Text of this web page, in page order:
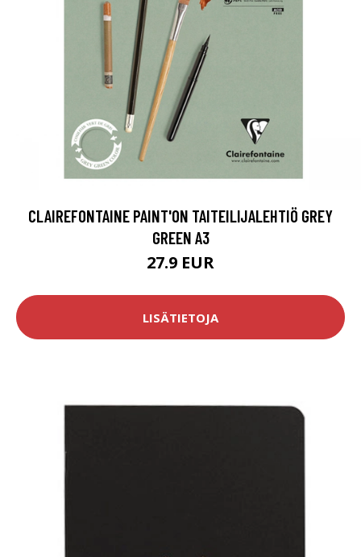
CLAIREFONTAINE PAINT'ON TAITEILIJALEHTIÖ GREY
GREEN A3
27.9 EUR
LISÄTIETOJA